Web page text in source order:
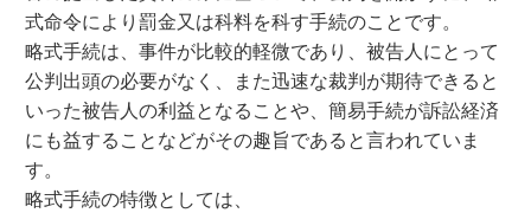
式命令により罰金又は科料を科す手続のことです。
略式手続は、事件が比較的軽微であり、被告人にとって
公判出頭の必要がなく、また迅速な裁判が期待できると
いった被告人の利益となることや、簡易手続が訴訟経済
にも益することなどがその趣旨であると言われていま
す。
略式手続の特徴としては、